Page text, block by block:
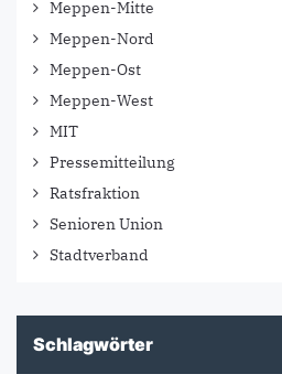
Meppen-Mitte
Meppen-Nord
Meppen-Ost
Meppen-West
MIT
Pressemitteilung
Ratsfraktion
Senioren Union
Stadtverband
Schlagwörter